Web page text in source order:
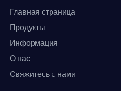
Главная страница
Продукты
Информация
О нас
Свяжитесь с нами